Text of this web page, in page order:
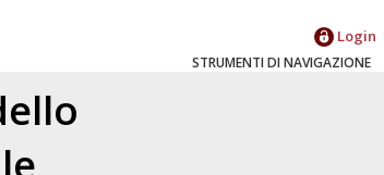
Login
STRUMENTI DI NAVIGAZIONE